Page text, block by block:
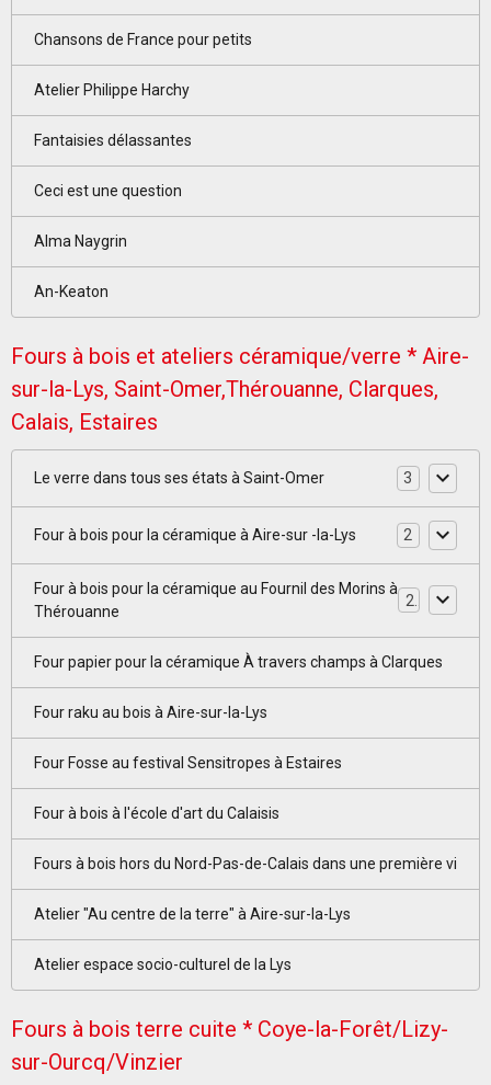
Chansons de France pour petits
Atelier Philippe Harchy
Fantaisies délassantes
Ceci est une question
Alma Naygrin
An-Keaton
Fours à bois et ateliers céramique/verre * Aire-
sur-la-Lys, Saint-Omer,Thérouanne, Clarques,
Calais, Estaires
Le verre dans tous ses états à Saint-Omer 3
Four à bois pour la céramique à Aire-sur -la-Lys 2
Four à bois pour la céramique au Fournil des Morins à
Thérouanne
Four papier pour la céramique À travers champs à Clarques
Four raku au bois à Aire-sur-la-Lys
Four Fosse au festival Sensitropes à Estaires
Four à bois à l'école d'art du Calaisis
Fours à bois hors du Nord-Pas-de-Calais dans une première vi
Atelier "Au centre de la terre" à Aire-sur-la-Lys
Atelier espace socio-culturel de la Lys
Fours à bois terre cuite * Coye-la-Forêt/Lizy-
sur-Ourcq/Vinzier